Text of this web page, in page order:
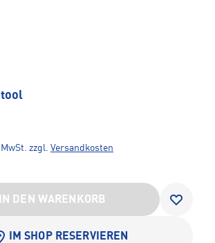
zzgl. Versandkosten
IN DEN WARENKORB
IM SHOP RESERVIEREN